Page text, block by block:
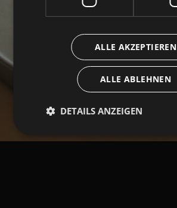
ALLE AKZEPTIEREN
ALLE ABLEHNEN
DETAILS ANZEIGEN